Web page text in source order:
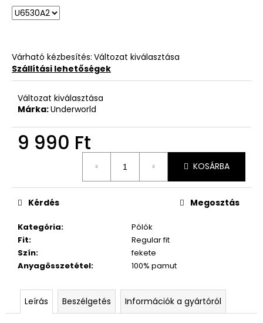
Várható kézbesítés: Változat kiválasztása
Szállítási lehetőségek
Változat kiválasztása
Márka:Underworld
9 990 Ft
KOSÁRBA
Kategória:
Pólók
Fit:
Regular fit
Szín:
fekete
Anyagösszetétel: 100% pamut
Kérdés Megosztás
Leírás Beszélgetés Információk a gyártóról